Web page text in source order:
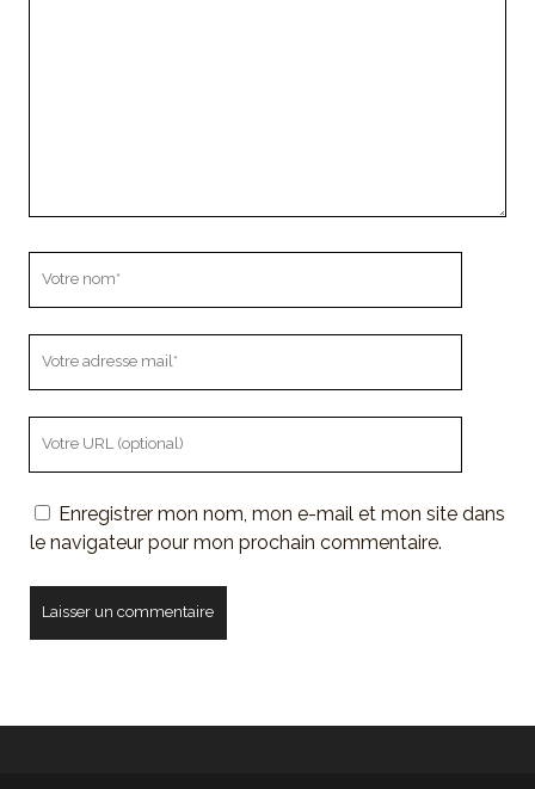
site Enregistrer mon nom, mon e-mail et mon site dans
le navigateur pour mon prochain commentaire.